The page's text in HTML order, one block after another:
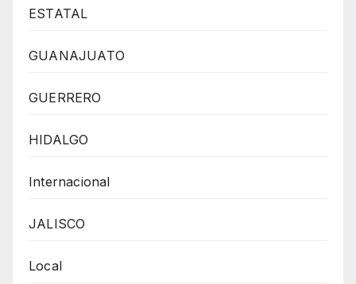
ESTATAL
GUANAJUATO
GUERRERO
HIDALGO
Internacional
JALISCO
Local